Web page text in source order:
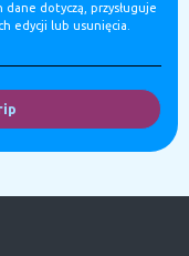
dotyczą, przysługuje
edycji lub usunięcia.